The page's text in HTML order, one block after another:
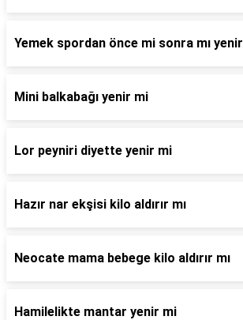
Yemek spordan önce mi sonra mı yenir
Mini balkabağı yenir mi
Lor peyniri diyette yenir mi
Hazır nar ekşisi kilo aldırır mı
Neocate mama bebege kilo aldırır mı
Hamilelikte mantar yenir mi